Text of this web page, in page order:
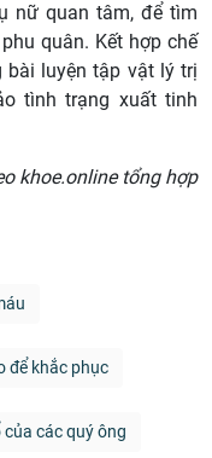
nữ quan tâm, để tìm
quân. Kết hợp chế
luyện tập vật lý trị
tình trạng xuất tinh
khoe.online tổng hợp
để khắc phục
các quý ông